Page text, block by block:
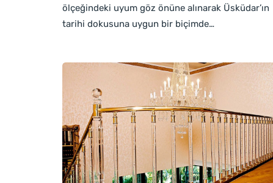
ölçeğindeki uyum göz önüne alınarak Üsküdar’ın
tarihi dokusuna uygun bir biçimde…